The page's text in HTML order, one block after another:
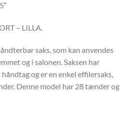
– LILLA.
saks, som kan anvendes
og i salonen. Saksen har
og er en enkel effilersaks,
Denne model har 28 tænder og